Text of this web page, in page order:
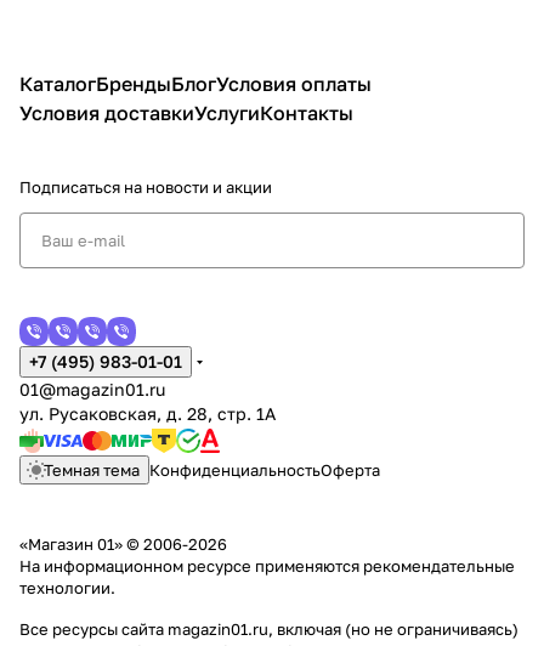
КаталогБрендыБлогУсловия оплаты
Условия доставкиУслугиКонтакты
Подписаться на новости и акции
+7 (495) 983-01-01
01@magazin01.ru
ул. Русаковская, д. 28, стр. 1А
Темная тема КонфиденциальностьОферта
«Магазин 01» © 2006-2026
На информационном ресурсе применяются рекомендательные
технологии.
Все ресурсы сайта magazin01.ru, включая (но не ограничиваясь)